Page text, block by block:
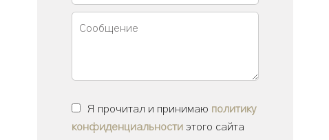
Я прочитал и принимаю политику
конфиденциальности этого сайта